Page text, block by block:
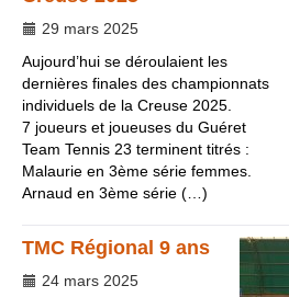
29 mars 2025
Aujourd’hui se déroulaient les
dernières finales des championnats
individuels de la Creuse 2025.
7 joueurs et joueuses du Guéret
Team Tennis 23 terminent titrés :
Malaurie en 3ème série femmes.
Arnaud en 3ème série (…)
TMC Régional 9 ans
24 mars 2025